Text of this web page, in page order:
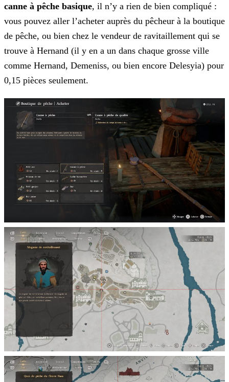
canne à pêche basique, il n’y a rien de bien compliqué :
vous pouvez aller l’acheter auprès du pêcheur à la boutique
de pêche, ou bien chez le vendeur de ravitaillement qui se
trouve à Hernand (il y en a un dans chaque grosse ville
comme Hernand, Demeniss, ou bien encore Delesyia) pour
0,15 pièces seulement.